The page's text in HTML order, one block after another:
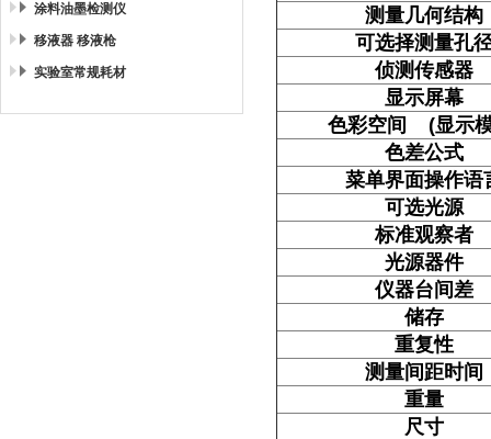
涂料油墨检测仪
移液器 移液枪
实验室常规耗材
测量几何结构
可选择测量孔
侦测传感器
显示屏幕
色彩空间 (显示
色差公式
菜单界面操作语
可选光源
标准观察者
光源器件
仪器台间差
储存
重复性
测量间距时间
重量
尺寸